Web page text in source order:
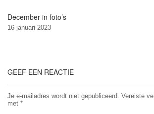
December in foto’s
16 januari 2023
GEEF EEN REACTIE
Je e-mailadres wordt niet gepubliceerd. Vereiste
met *